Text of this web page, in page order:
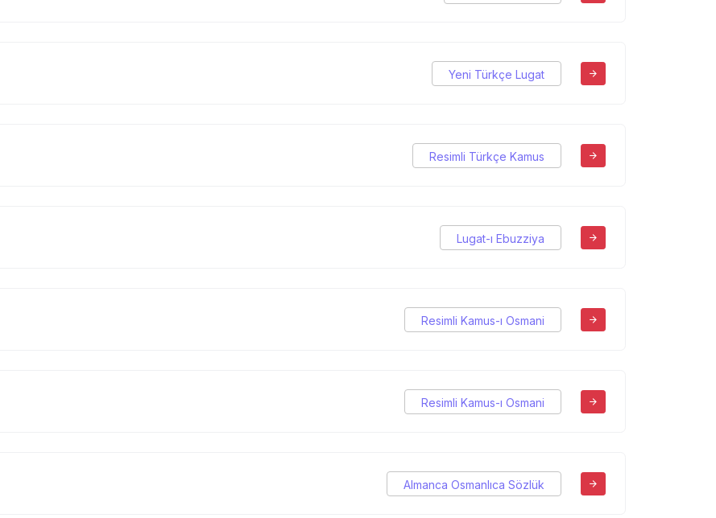
Yeni Türkçe Lugat
Resimli Türkçe Kamus
Lugat-ı Ebuzziya
Resimli Kamus-ı Osmani
Resimli Kamus-ı Osmani
Almanca Osmanlıca Sözlük